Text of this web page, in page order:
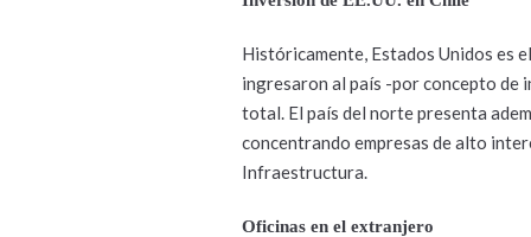
Históricamente, Estados Unidos es
ingresaron al país -por concepto de
total. El país del norte presenta
concentrando empresas de alto
Infraestructura.
Oficinas en el extranjero